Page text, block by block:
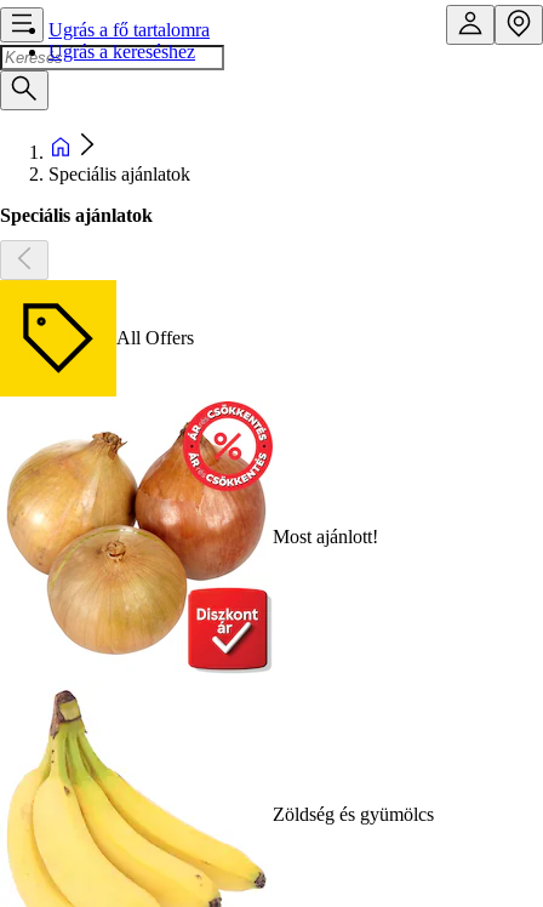
Ugrás a fő tartalomra
Ugrás a kereséshez
Speciális ajánlatok
Speciális ajánlatok
All Offers
Most ajánlott!
Zöldség és gyümölcs